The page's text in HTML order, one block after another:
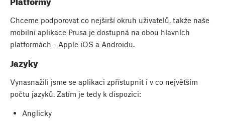
Chceme podporovat co nejširší okruh uživatelů, takže naše
mobilní aplikace Prusa je dostupná na obou hlavních
platformách - Apple iOS a Androidu.
Jazyky
Vynasnažili jsme se aplikaci zpřístupnit i v co největším
počtu jazyků. Zatím je tedy k dispozici:
Anglicky